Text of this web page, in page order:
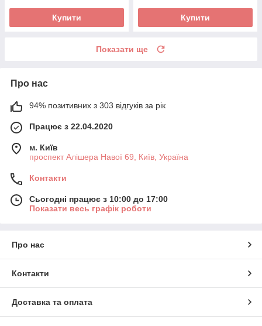
Купити Купити
Показати ще
Про нас
94% позитивних з 303 відгуків за рік
Працює з 22.04.2020
м. Київ
проспект Алішера Навої 69, Київ, Україна
Контакти
Сьогодні працює з 10:00 до 17:00
Показати весь графік роботи
Про нас
Контакти
Доставка та оплата